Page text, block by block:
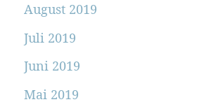
August 2019
Juli 2019
Juni 2019
Mai 2019